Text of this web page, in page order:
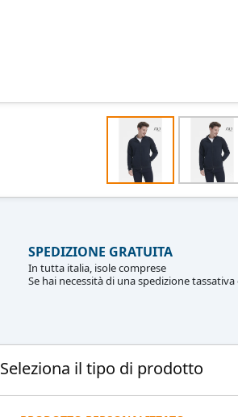
SPEDIZIONE GRATUITA
In tutta italia, isole comprese
Se hai necessità di una spedizione
Seleziona il tipo di prodotto